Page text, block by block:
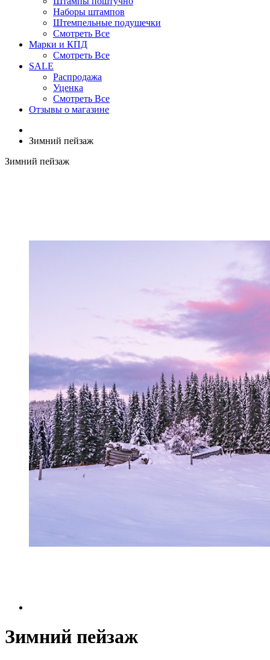
Наборы штампов
Штемпельные подушечки
Смотреть Все
Марки и КПД
Смотреть Все
SALE
Распродажа
Уценка
Смотреть Все
Отзывы о магазине
Зимний пейзаж
Зимний пейзаж
Зимний пейзаж